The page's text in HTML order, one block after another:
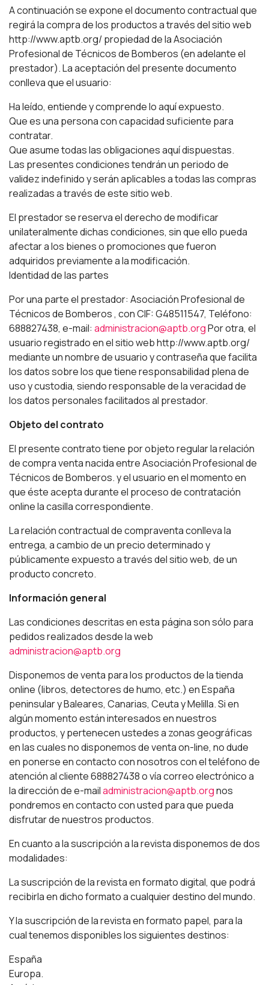
A continuación se expone el documento contractual que
regirá la compra de los productos a través del sitio web
http://www.aptb.org/ propiedad de la Asociación
Profesional de Técnicos de Bomberos (en adelante el
prestador). La aceptación del presente documento
conlleva que el usuario:
Ha leído, entiende y comprende lo aquí expuesto.
Que es una persona con capacidad suficiente para
contratar.
Que asume todas las obligaciones aquí dispuestas.
Las presentes condiciones tendrán un periodo de
validez indefinido y serán aplicables a todas las compras
realizadas a través de este sitio web.
El prestador se reserva el derecho de modificar
unilateralmente dichas condiciones, sin que ello pueda
afectar a los bienes o promociones que fueron
adquiridos previamente a la modificación.
Identidad de las partes
Por una parte el prestador: Asociación Profesional de
Técnicos de Bomberos , con CIF: G48511547, Teléfono:
688827438, e-mail: administracion@aptb.orgPor otra, el
usuario registrado en el sitio web http://www.aptb.org/
mediante un nombre de usuario y contraseña que facilita
los datos sobre los que tiene responsabilidad plena de
uso y custodia, siendo responsable de la veracidad de
los datos personales facilitados al prestador.
Objeto del contrato
El presente contrato tiene por objeto regular la relación
de compra venta nacida entre Asociación Profesional de
Técnicos de Bomberos. y el usuario en el momento en
que éste acepta durante el proceso de contratación
online la casilla correspondiente.
La relación contractual de compraventa conlleva la
entrega, a cambio de un precio determinado y
públicamente expuesto a través del sitio web, de un
producto concreto.
Información general
Las condiciones descritas en esta página son sólo para
pedidos realizados desde la web
administracion@aptb.org
Disponemos de venta para los productos de la tienda
online (libros, detectores de humo, etc.) en España
peninsular y Baleares, Canarias, Ceuta y Melilla. Si en
algún momento están interesados en nuestros
productos, y pertenecen ustedes a zonas geográficas
en las cuales no disponemos de venta on-line, no dude
en ponerse en contacto con nosotros con el teléfono de
atención al cliente 688827438 o vía correo electrónico a
la dirección de e-mailadministracion@aptb.orgnos
pondremos en contacto con usted para que pueda
disfrutar de nuestros productos.
En cuanto a la suscripción a la revista disponemos de dos
modalidades:
La suscripción de la revista en formato digital, que podrá
recibirla en dicho formato a cualquier destino del mundo.
Y la suscripción de la revista en formato papel, para la
cual tenemos disponibles los siguientes destinos:
España
Europa.